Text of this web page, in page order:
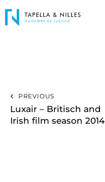
PREVIOUS
Luxair – Britisch and
Irish film season 2014